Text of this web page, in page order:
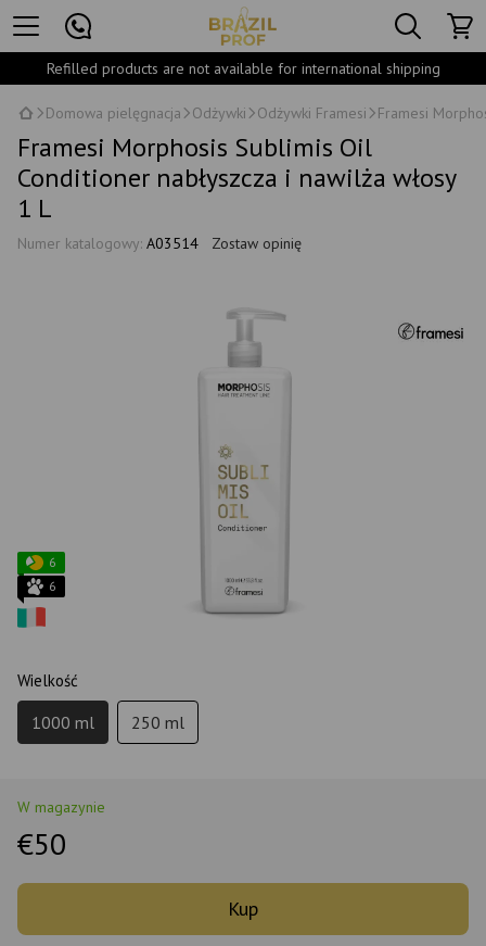
Refilled products are not available for international shipping
Domowa pielęgnacja Odżywki Odżywki Framesi Framesi
Framesi Morphosis Sublimis Oil
Conditioner nabłyszcza i nawilża włosy
1 L
Numer katalogowy: A03514 Zostaw opinię
6
6
Wielkość
1000 ml 250 ml
W magazynie
€50
Kup